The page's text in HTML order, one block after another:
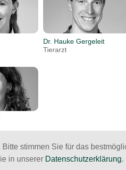
Dr. Hauke Gergeleit
Tierarzt
stimmen Sie für das
in unserer Datenschutzerklärung.